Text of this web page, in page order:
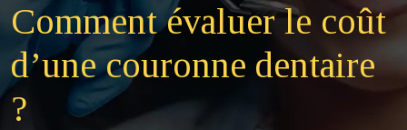
Comment évaluer le coût
d’une couronne dentaire
?